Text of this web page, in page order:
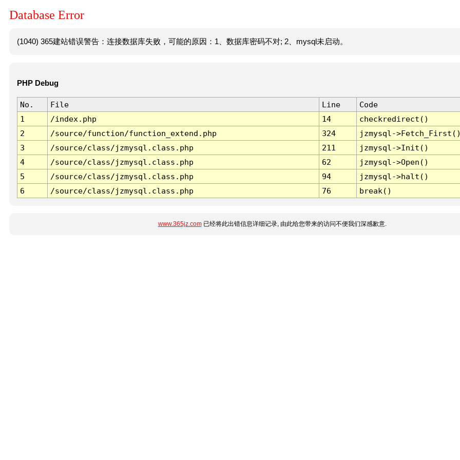
Database Error
(1040) 365建站错误警告：连接数据库失败，可能的原因：1、数据库密码不对; 2、mysql未启动。
PHP Debug
No. File Line
Code
1
/index.php 14
checkredirect()
2
/source/function/function_extend.php 324
jzmysql-
3
/source/class/jzmysql.class.php 211
jzmysql->Init()
4
/source/class/jzmysql.class.php 62
jzmysql->Open()
5
/source/class/jzmysql.class.php 94
jzmysql->halt()
6
/source/class/jzmysql.class.php 76 break()
www.365jz.com已经将此出错信息详细记录, 由此给您带来的访问不便我们深感歉意.